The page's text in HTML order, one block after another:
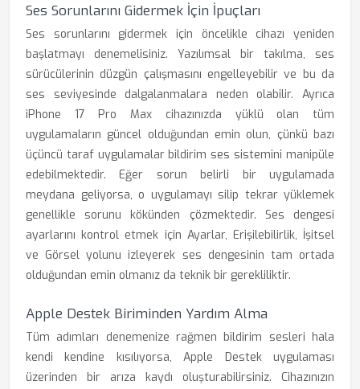
Ses Sorunlarını Gidermek İçin İpuçları
Ses sorunlarını gidermek için öncelikle cihazı yeniden
başlatmayı denemelisiniz. Yazılımsal bir takılma, ses
sürücülerinin düzgün çalışmasını engelleyebilir ve bu da
ses seviyesinde dalgalanmalara neden olabilir. Ayrıca
iPhone 17 Pro Max cihazınızda yüklü olan tüm
uygulamaların güncel olduğundan emin olun, çünkü bazı
üçüncü taraf uygulamalar bildirim ses sistemini manipüle
edebilmektedir. Eğer sorun belirli bir uygulamada
meydana geliyorsa, o uygulamayı silip tekrar yüklemek
genellikle sorunu kökünden çözmektedir. Ses dengesi
ayarlarını kontrol etmek için Ayarlar, Erişilebilirlik, İşitsel
ve Görsel yolunu izleyerek ses dengesinin tam ortada
olduğundan emin olmanız da teknik bir gerekliliktir.
Apple Destek Biriminden Yardım Alma
Tüm adımları denemenize rağmen bildirim sesleri hala
kendi kendine kısılıyorsa, Apple Destek uygulaması
üzerinden bir arıza kaydı oluşturabilirsiniz. Cihazınızın